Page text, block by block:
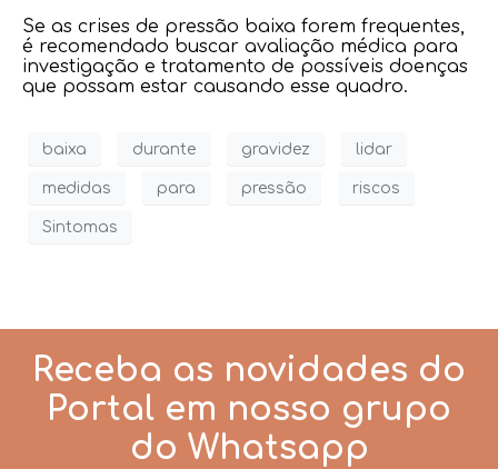
Se as crises de pressão baixa forem frequentes,
é recomendado buscar avaliação médica para
investigação e tratamento de possíveis doenças
que possam estar causando esse quadro.
baixa durante gravidez lidar
medidas para pressão riscos
Sintomas
Receba as novidades do
Portal em nosso grupo
do Whatsapp